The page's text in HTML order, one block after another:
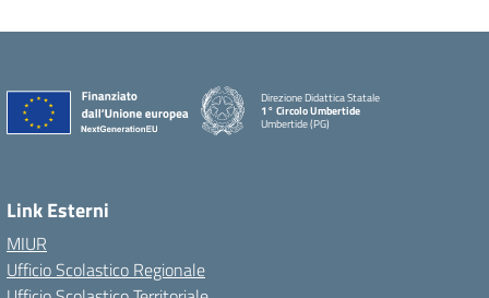
Direzione Didattica Statale
1° Circolo Umbertide
Umbertide (PG)
Link Esterni
MIUR
Ufficio Scolastico Regionale